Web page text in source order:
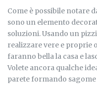
Come è possibile notare
sono un elemento
soluzioni. Usando un
realizzare vere e proprie
faranno bella la casa e
Volete ancora qualche
parete formando sagome